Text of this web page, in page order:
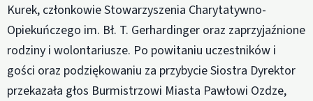
Kurek, członkowie Stowarzyszenia Charytatywno-
Opiekuńczego im. Bł. T. Gerhardinger oraz zaprzyjaźnione
rodziny i wolontariusze. Po powitaniu uczestników i
gości oraz podziękowaniu za przybycie Siostra Dyrektor
przekazała głos Burmistrzowi Miasta Pawłowi Ozdze,